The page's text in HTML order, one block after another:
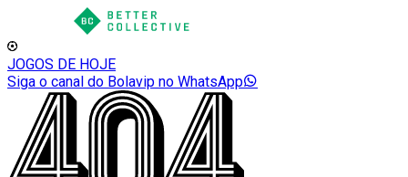
JOGOS DE HOJE
Siga o canal do Bolavip no WhatsApp